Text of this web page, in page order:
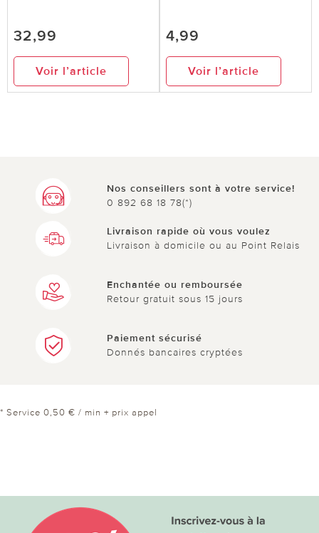
32,99
Voir l’article
4,99
Voir l’article
Nos conseillers sont à votre service!
0 892 68 18 78(*)
Livraison rapide où vous voulez
Livraison à domicile ou au Point Relais
Enchantée ou remboursée
Retour gratuit sous 15 jours
Paiement sécurisé
Donnés bancaires cryptées
* Service 0,50 € / min + prix appel